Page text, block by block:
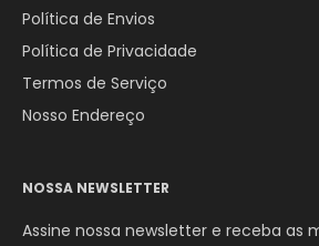
Política de Envios
Política de Privacidade
Termos de Serviço
Nosso Endereço
NOSSA NEWSLETTER
Assine nossa newsletter e receba as